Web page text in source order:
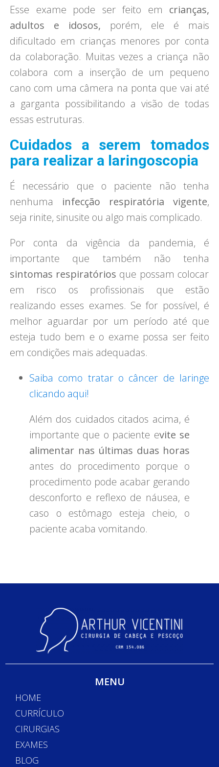
Esse exame pode ser feito em crianças,
adultos e idosos, porém, ele é mais
dificultado em crianças menores por conta
da colaboração. Muitas vezes a criança não
colabora com a inserção de um pequeno
cano com uma câmera na ponta que vai até
a garganta possibilitando a visão de todas
essas estruturas.
Cuidados a serem tomados
para realizar a laringoscopia
É necessário que o paciente não tenha
nenhuma infecção respiratória vigente,
seja rinite, sinusite ou algo mais complicado.
Por conta da vigência da pandemia, é
importante que também não tenha
sintomas respiratórios que possam colocar
em risco os profissionais que estão
realizando esses exames. Se for possível, é
melhor aguardar por um período até que
esteja tudo bem e o exame possa ser feito
em condições mais adequadas.
Saiba como tratar o câncer de laringe
clicando aqui!
Além dos cuidados citados acima, é
importante que o paciente evite se
alimentar nas últimas duas horas
antes do procedimento porque o
procedimento pode acabar gerando
desconforto e reflexo de náusea, e
caso o estômago esteja cheio, o
paciente acaba vomitando.
MENU
HOME
CURRÍCULO
CIRURGIAS
EXAMES
BLOG